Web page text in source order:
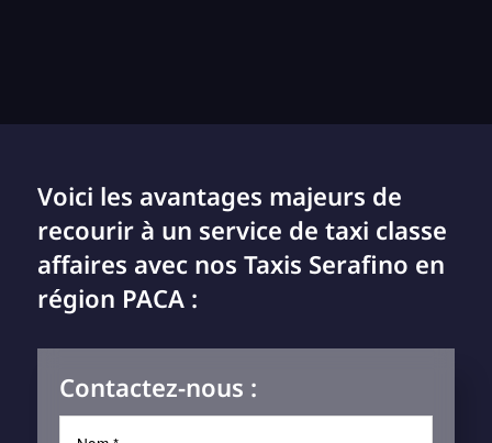
Voici les avantages majeurs de
recourir à un service de taxi classe
affaires avec nos Taxis Serafino en
région PACA :
Contactez-nous :